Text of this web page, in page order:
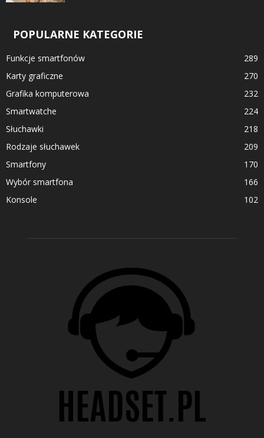
POPULARNE KATEGORIE
Funkcje smartfonów
289
Karty graficzne
270
Grafika komputerowa
232
Smartwatche
224
Słuchawki
218
Rodzaje słuchawek
209
Smartfony
170
Wybór smartfona
166
Konsole
102